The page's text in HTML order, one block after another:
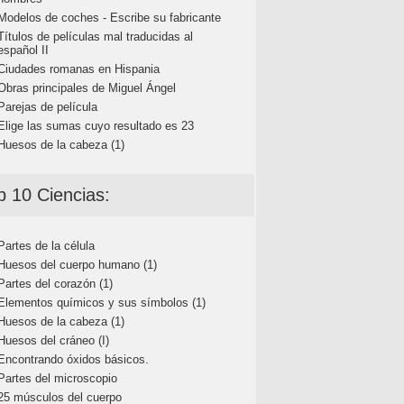
de coches - Escribe su fabricante
de películas mal traducidas al
II
romanas en Hispania
principales de Miguel Ángel
de película
las sumas cuyo resultado es 23
de la cabeza (1)
10 Ciencias:
de la célula
del cuerpo humano (1)
del corazón (1)
químicos y sus símbolos (1)
de la cabeza (1)
del cráneo (I)
óxidos básicos.
del microscopio
músculos del cuerpo